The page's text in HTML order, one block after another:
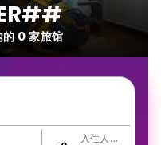
的 0 家旅馆
入住人数